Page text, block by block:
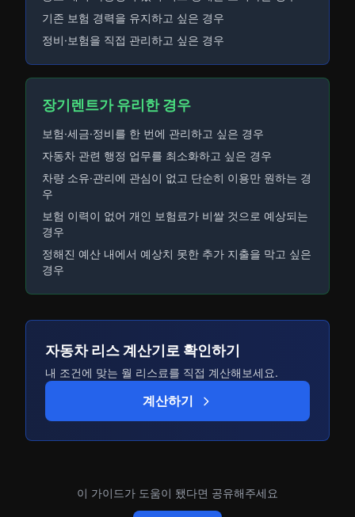
기존 보험 경력을 유지하고 싶은 경우
정비·보험을 직접 관리하고 싶은 경우
장기렌트가 유리한 경우
보험·세금·정비를 한 번에 관리하고 싶은 경우
자동차 관련 행정 업무를 최소화하고 싶은 경우
차량 소유·관리에 관심이 없고 단순히 이용만 원하는 경
우
보험 이력이 없어 개인 보험료가 비쌀 것으로 예상되는
경우
정해진 예산 내에서 예상치 못한 추가 지출을 막고 싶은
경우
자동차 리스 계산기로 확인하기
내 조건에 맞는 월 리스료를 직접 계산해보세요.
계산하기
이 가이드가 도움이 됐다면 공유해주세요